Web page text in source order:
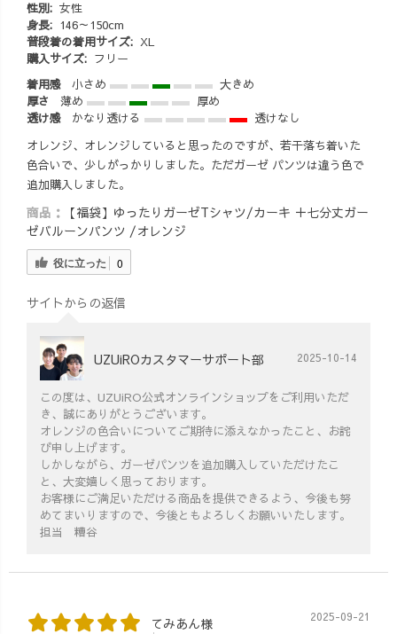
性別: 女性
身長: 146～150cm
普段着の着用サイズ: XL
購入サイズ: フリー
着用感
小さめ
大きめ
厚さ
薄め
厚め
透け感
かなり透ける
透けなし
オレンジ、オレンジしていると思ったのですが、若干落ち着いた
色合いで、少しがっかりしました。ただガーゼ パンツは違う色で
追加購入しました。
商品： 【福袋】ゆったりガーゼTシャツ/カーキ ＋七分丈ガー
ゼバルーンパンツ /オレンジ
役に立った 0
サイトからの返信
UZUiROカスタマーサポート部 2025-10-14
この度は、UZUiRO公式オンラインショップをご利用いただ
き、誠にありがとうございます。
オレンジの色合いについてご期待に添えなかったこと、お詫
び申し上げます。
しかしながら、ガーゼパンツを追加購入していただけたこ
と、大変嬉しく思っております。
お客様にご満足いただける商品を提供できるよう、今後も努
めてまいりますので、今後ともよろしくお願いいたします。
担当 糟谷
てみあん様 2025-09-21